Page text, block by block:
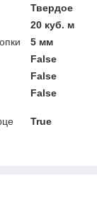
Твердое
20 куб. м
5 мм
False
False
False
True